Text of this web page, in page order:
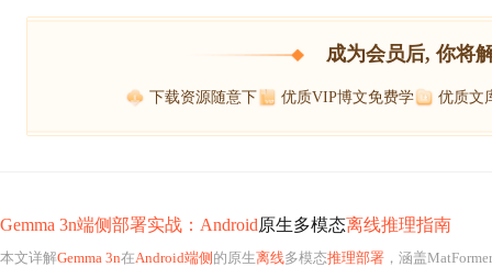
成为会员后, 你将
下载资源随意下 优质VIP博文免费学 优质文
Gemma 3n端侧部署实战：Android原生多模态离线推理指南
本文详解Gemma 3n在Android端侧 的原生离线多模态推理部署 ，涵盖MatFormer架构原理、.task运